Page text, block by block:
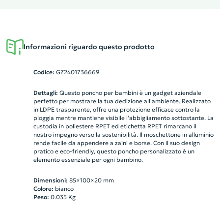
Informazioni riguardo questo prodotto
Codice: GZ2401736669
Dettagli: Questo poncho per bambini è un gadget aziendale
perfetto per mostrare la tua dedizione all'ambiente. Realizzato
in LDPE trasparente, offre una protezione efficace contro la
pioggia mentre mantiene visibile l'abbigliamento sottostante. La
custodia in poliestere RPET ed etichetta RPET rimarcano il
nostro impegno verso la sostenibilità. Il moschettone in alluminio
rende facile da appendere a zaini e borse. Con il suo design
pratico e eco-friendly, questo poncho personalizzato è un
elemento essenziale per ogni bambino.
Dimensioni: 85×100×20 mm
Colore: bianco
Peso: 0.035Kg